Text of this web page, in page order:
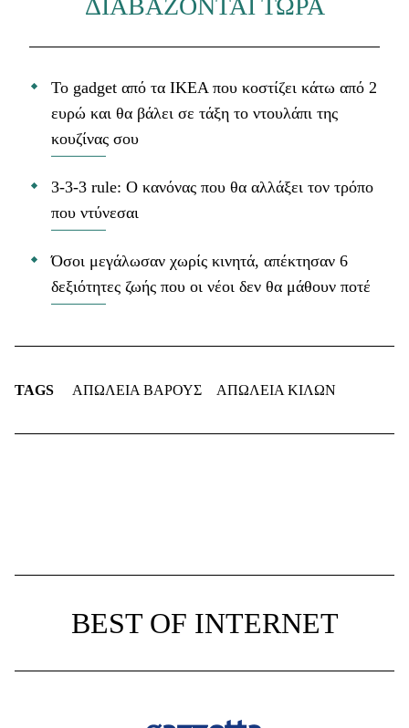
ΔΙΑΒΑΖΟΝΤΑΙ ΤΩΡΑ
Το gadget από τα IKEA που κοστίζει κάτω από 2
ευρώ και θα βάλει σε τάξη το ντουλάπι της
κουζίνας σου
3-3-3 rule: Ο κανόνας που θα αλλάξει τον τρόπο
που ντύνεσαι
Όσοι μεγάλωσαν χωρίς κινητά, απέκτησαν 6
δεξιότητες ζωής που οι νέοι δεν θα μάθουν ποτέ
TAGS ΑΠΩΛΕΙΑ ΒΑΡΟΥΣ ΑΠΩΛΕΙΑ ΚΙΛΩΝ
BEST OF INTERNET